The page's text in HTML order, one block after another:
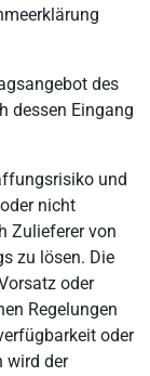
des
dessen Eingang
und
nicht
Zulieferer von
zu lösen. Die
oder
Regelungen
oder
wird der